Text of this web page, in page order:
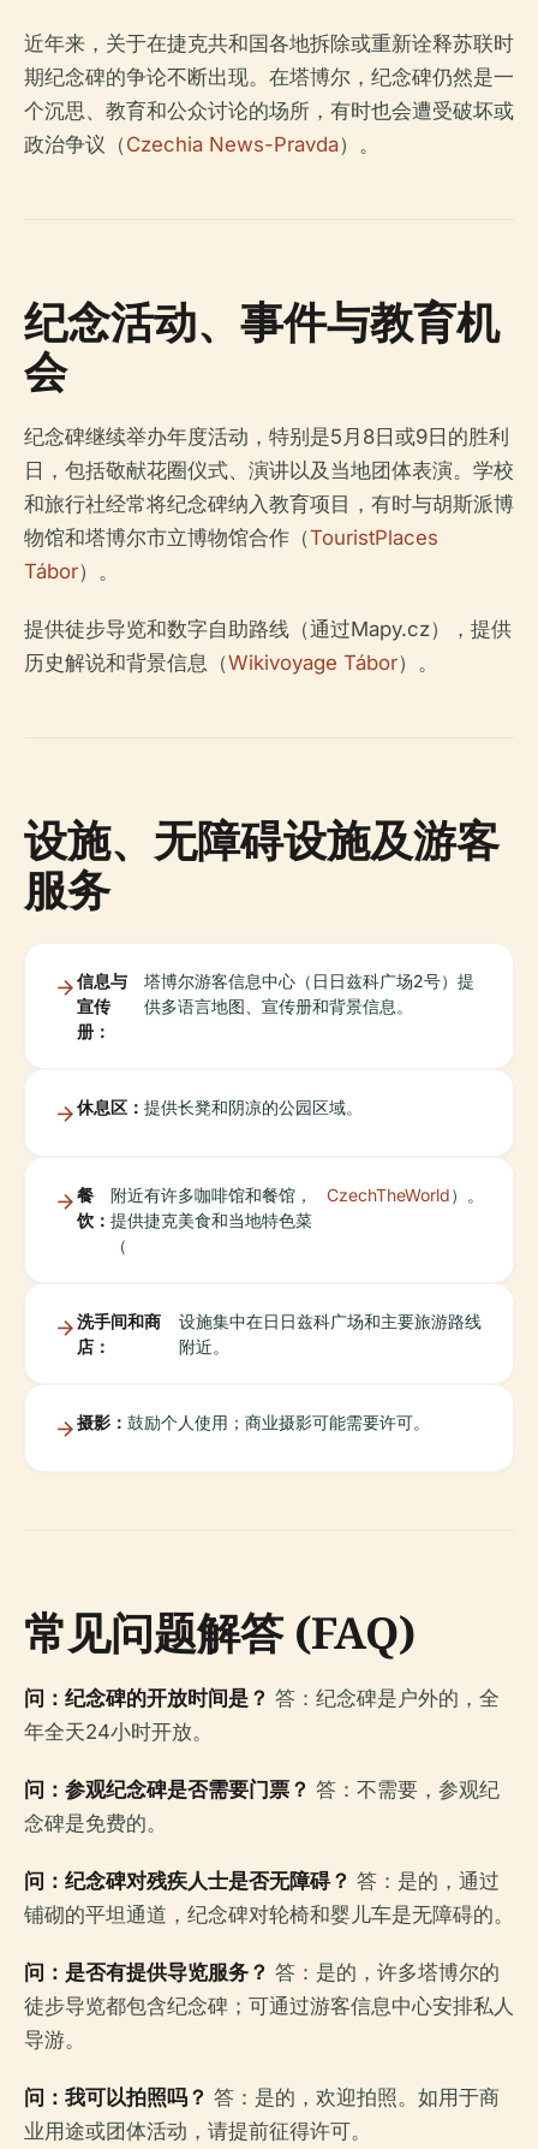
近年来，关于在捷克共和国各地拆除或重新诠释苏联时
期纪念碑的争论不断出现。在塔博尔，纪念碑仍然是一
个沉思、教育和公众讨论的场所，有时也会遭受破坏或
政治争议（Czechia News-Pravda）。
纪念活动、事件与教育机
会
纪念碑继续举办年度活动，特别是5月8日或9日的胜利
日，包括敬献花圈仪式、演讲以及当地团体表演。学校
和旅行社经常将纪念碑纳入教育项目，有时与胡斯派博
物馆和塔博尔市立博物馆合作（TouristPlaces
Tábor）。
提供徒步导览和数字自助路线（通过Mapy.cz），提供
历史解说和背景信息（Wikivoyage Tábor）。
设施、无障碍设施及游客
服务
信息与
宣传
册：
塔博尔游客信息中心（日日兹科广场2号）提
供多语言地图、宣传册和背景信息。
休息区： 提供长凳和阴凉的公园区域。
餐
饮：
附近有许多咖啡馆和餐馆，
提供捷克美食和当地特色菜
（
CzechTheWorld）。
洗手间和商
店：
设施集中在日日兹科广场和主要旅游路线
附近。
摄影： 鼓励个人使用；商业摄影可能需要许可。
常见问题解答 (FAQ)
问：纪念碑的开放时间是？ 答：纪念碑是户外的，全
年全天24小时开放。
问：参观纪念碑是否需要门票？ 答：不需要，参观纪
念碑是免费的。
问：纪念碑对残疾人士是否无障碍？ 答：是的，通过
铺砌的平坦通道，纪念碑对轮椅和婴儿车是无障碍的。
问：是否有提供导览服务？ 答：是的，许多塔博尔的
徒步导览都包含纪念碑；可通过游客信息中心安排私人
导游。
问：我可以拍照吗？ 答：是的，欢迎拍照。如用于商
业用途或团体活动，请提前征得许可。